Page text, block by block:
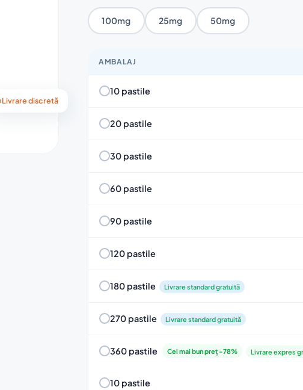
Livrare discretă
100mg 25mg 50mg
AMBALAJ
10 pastile
20 pastile
30 pastile
60 pastile
90 pastile
120 pastile
180 pastile Livrare standard gratuită
270 pastile Livrare standard gratuită
360 pastile Cel mai bun preț -78% Livrare expres
10 pastile